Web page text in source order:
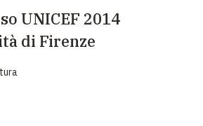
UNICEF 2014
di Firenze